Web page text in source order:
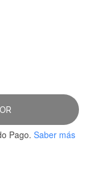
Pago. Saber más